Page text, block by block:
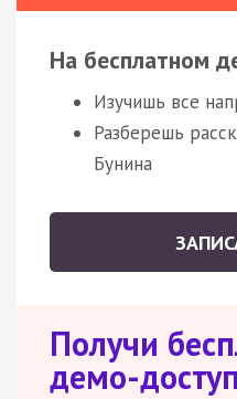
На бесплатном
Изучишь все
Разберешь
Бунина
Получи
демо-доступ